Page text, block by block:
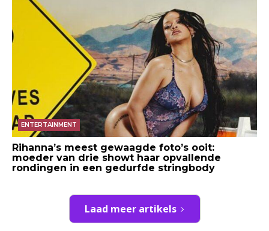
ENTERTAINMENT
Rihanna’s meest gewaagde foto’s ooit:
moeder van drie showt haar opvallende
rondingen in een gedurfde stringbody
Laad meer artikels